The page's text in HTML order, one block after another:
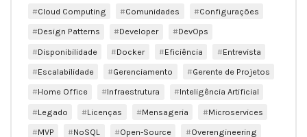
Cloud Computing
Comunidades
Configurações
Design Patterns
Developer
DevOps
Disponibilidade
Docker Eficiência
Entrevista
Escalabilidade
Gerenciamento
Gerente de Projetos
Home Office
Infraestrutura
Inteligência Artificial
Legado
Licenças Mensageria
Microservices
MVP
NoSQL Open-Source Overengineering